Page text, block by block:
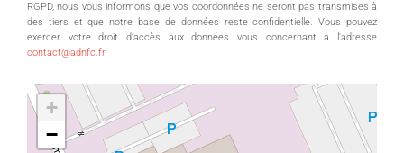
RGPD, nous vous informons que vos coordonnées ne seront pas transmises à
des tiers et que notre base de données reste confidentielle. Vous pouvez
exercer votre droit d’accès aux données vous concernant à l'adresse
contact@adnfc.fr
+
−